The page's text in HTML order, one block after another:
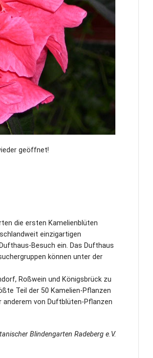
Veranstaltungen
Termine
und Mitgliedschaften
Datenschutzerklärung
geöffnet!
die ersten Kamelienblüten
einzigartigen
Besuch ein. Das Dufthaus
können unter der
Roßwein und Königsbrück zu
Teil der 50 Kamelien-Pflanzen
von Duftblüten-Pflanzen
Blindengarten Radeberg e.V.